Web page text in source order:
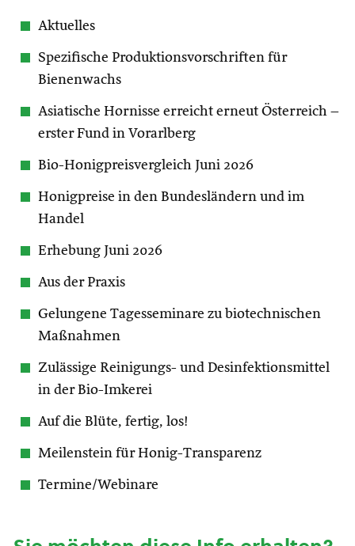
Aktuelles
Spezifische Produktionsvorschriften für
Bienenwachs
Asiatische Hornisse erreicht erneut Österreich –
erster Fund in Vorarlberg
Bio-Honigpreisvergleich Juni 2026
Honigpreise in den Bundesländern und im
Handel
Erhebung Juni 2026
Aus der Praxis
Gelungene Tagesseminare zu biotechnischen
Maßnahmen
Zulässige Reinigungs- und Desinfektionsmittel
in der Bio-Imkerei
Auf die Blüte, fertig, los!
Meilenstein für Honig-Transparenz
Termine/Webinare